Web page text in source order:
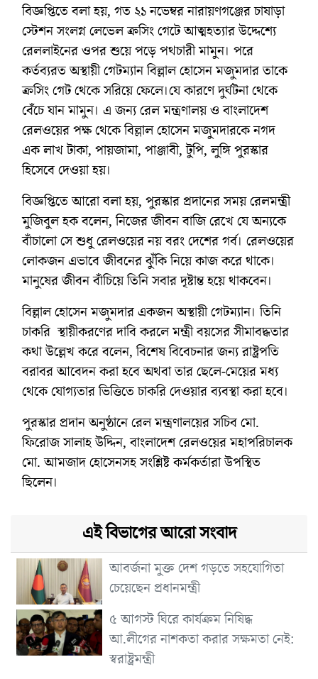
বিজ্ঞপ্তিতে বলা হয়, গত ২১ নভেম্বর নারায়ণগঞ্জের চাষাড়া
স্টেশন সংলগ্ন লেভেল ক্রসিং গেটে আত্মহত্যার উদ্দেশ্যে
রেললাইনের ওপর শুয়ে পড়ে পথচারী মামুন। পরে
কর্তব্যরত অস্থায়ী গেটম্যান বিল্লাল হোসেন মজুমদার তাকে
ক্রসিং গেট থেকে সরিয়ে ফেলে।যে কারণে দুর্ঘটনা থেকে
বেঁচে যান মামুন। এ জন্য রেল মন্ত্রণালয় ও বাংলাদেশ
রেলওয়ের পক্ষ থেকে বিল্লাল হোসেন মজুমদারকে নগদ
এক লাখ টাকা, পায়জামা, পাঞ্জাবী, টুপি, লুঙ্গি পুরস্কার
হিসেবে দেওয়া হয়।
বিজ্ঞপ্তিতে আরো বলা হয়, পুরস্কার প্রদানের সময় রেলমন্ত্রী
মুজিবুল হক বলেন, নিজের জীবন বাজি রেখে যে অন্যকে
বাঁচালো সে শুধু রেলওয়ের নয় বরং দেশের গর্ব। রেলওয়ের
লোকজন এভাবে জীবনের ঝুঁকি নিয়ে কাজ করে থাকে।
মানুষের জীবন বাঁচিয়ে তিনি সবার দৃষ্টান্ত হয়ে থাকবেন।
বিল্লাল হোসেন মজুমদার একজন অস্থায়ী গেটম্যান। তিনি
চাকরি স্থায়ীকরণের দাবি করলে মন্ত্রী বয়সের সীমাবদ্ধতার
কথা উল্লেখ করে বলেন, বিশেষ বিবেচনার জন্য রাষ্ট্রপতি
বরাবর আবেদন করা হবে অথবা তার ছেলে-মেয়ের মধ্য
থেকে যোগ্যতার ভিত্তিতে চাকরি দেওয়ার ব্যবস্থা করা হবে।
পুরস্কার প্রদান অনুষ্ঠানে রেল মন্ত্রণালয়ের সচিব মো.
ফিরোজ সালাহ উদ্দিন, বাংলাদেশ রেলওয়ের মহাপরিচালক
মো. আমজাদ হোসেনসহ সংশ্লিষ্ট কর্মকর্তারা উপস্থিত
ছিলেন।
এই বিভাগের আরো সংবাদ
আবর্জনা মুক্ত দেশ গড়তে সহযোগিতা
চেয়েছেন প্রধানমন্ত্রী
৫ আগস্ট ঘিরে কার্যক্রম নিষিদ্ধ
আ.লীগের নাশকতা করার সক্ষমতা নেই:
স্বরাষ্ট্রমন্ত্রী